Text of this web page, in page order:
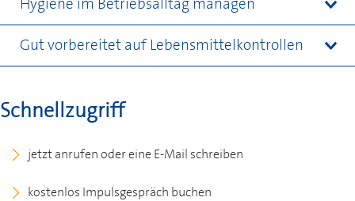
Gut vorbereitet auf Lebensmittelkontrollen
Schnellzugriff
jetzt anrufen oder eine E-Mail schreiben
kostenlos Impulsgespräch buchen